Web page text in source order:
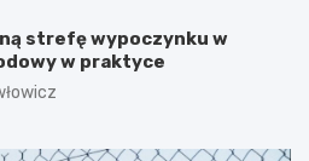
strefę wypoczynku w
w praktyce